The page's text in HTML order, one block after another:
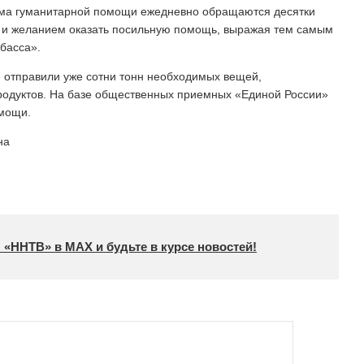
гуманитарной помощи ежедневно обращаются десятки
желанием оказать посильную помощь, выражая тем самым
уже сотни тонн необходимых вещей,
На базе общественных приемных «Единой России»
в МАХ и будьте в курсе новостей!